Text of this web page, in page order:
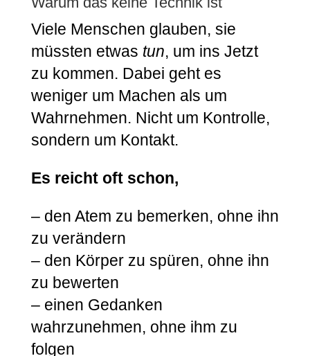
Viele Menschen glauben, sie
müssten etwas tun, um ins Jetzt
zu kommen. Dabei geht es
weniger um Machen als um
Wahrnehmen. Nicht um Kontrolle,
sondern um Kontakt.
Es reicht oft schon,
– den Atem zu bemerken, ohne ihn
zu verändern
– den Körper zu spüren, ohne ihn
zu bewerten
– einen Gedanken
wahrzunehmen, ohne ihm zu
folgen